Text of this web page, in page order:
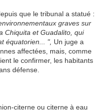
que le tribunal a statué :
graves sur
Chiquita et Guadalito, qui
équatorien... ", Un juge a
affectées, mais, comme
le confirmer, les habitants
défense.
citerne ou citerne à eau